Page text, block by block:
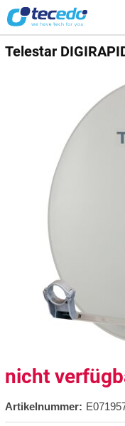
Telestar
nicht
Artikelnummer: